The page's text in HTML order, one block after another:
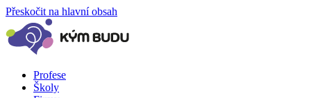
Přeskočit na hlavní obsah
Profese
Školy